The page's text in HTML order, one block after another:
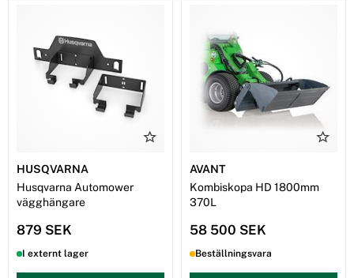
HUSQVARNA
Husqvarna Automower
vägghängare
879 SEK
I externt lager
AVANT
Kombiskopa HD 1800mm
370L
58 500 SEK
Beställningsvara